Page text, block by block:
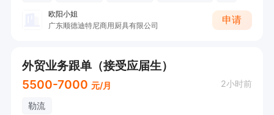
欧阳小姐
广东顺德迪特尼商用厨具有限公司
申请
外贸业务跟单（接受应届生）
5500-7000 元/月 2小时前
勒流